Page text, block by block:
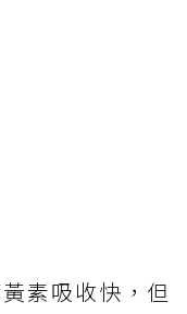
素吸收快，但